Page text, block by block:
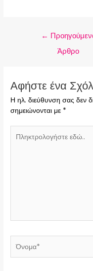
←
Άρθρο
Αφήστε ένα
Η ηλ. διεύθυνση σας δεν
σημειώνονται με *
εδώ..